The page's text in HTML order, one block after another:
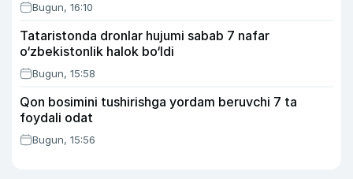
Bugun, 16:10
Tataristonda dronlar hujumi sabab 7 nafar
o‘zbekistonlik halok bo‘ldi
Bugun, 15:58
Qon bosimini tushirishga yordam beruvchi 7 ta
foydali odat
Bugun, 15:56